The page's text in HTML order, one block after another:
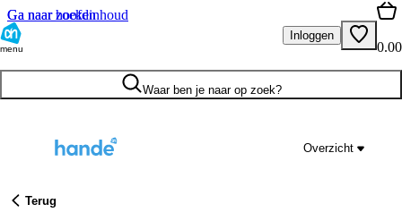
Ga naar hoofdinhoud
Ga naar zoeken
menu
Inloggen
0.00
Waar ben je naar op zoek?
Overzicht
Terug